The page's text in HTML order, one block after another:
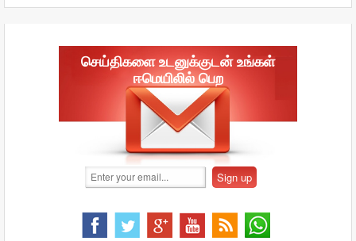
செய்திகளை உடனுக்குடன் உங்கள்
ஈமெயிலில் பெற